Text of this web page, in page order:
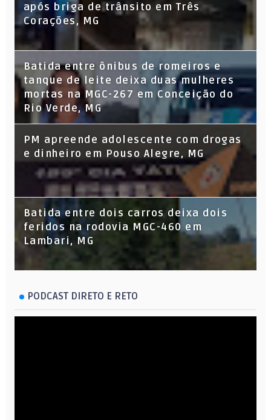
após briga de trânsito em Três
Corações, MG
Batida entre ônibus de romeiros e
tanque de leite deixa duas mulheres
mortas na MGC-267 em Conceição do
Rio Verde, MG
PM apreende adolescente com drogas
e dinheiro em Pouso Alegre, MG
Batida entre dois carros deixa dois
feridos na rodovia MGC-460 em
Lambari, MG
PODCAST DIRETO E RETO